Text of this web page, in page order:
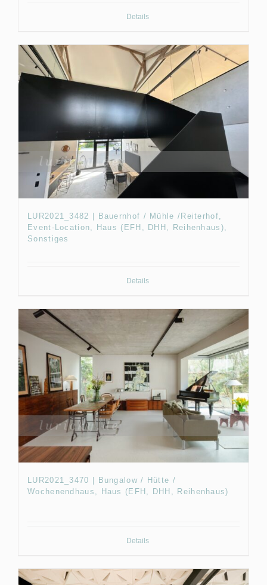
Details
LUR2021_3482 | Bauernhof / Mühle /Reiterhof,
Event-Location, Haus (EFH, DHH, Reihenhaus),
Sonstiges
Details
LUR2021_3470 | Bungalow / Hütte /
Wochenendhaus, Haus (EFH, DHH, Reihenhaus)
Details